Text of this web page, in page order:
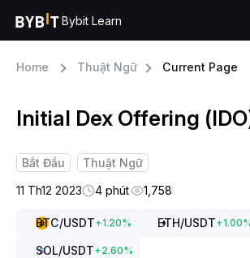
Bybit Learn
Home Thuật Ngữ Current Page
Initial Dex Offering
Bắt Đầu
Thuật Ngữ
11 Th12 2023
4 phút 1,758
BTC/USDT+1.20% ETH/USDT+1.00
SOL/USDT+2.60%